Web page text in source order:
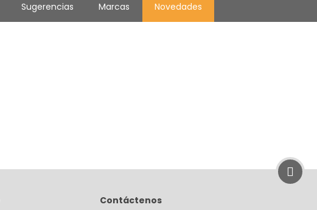
Sugerencias Marcas Novedades
Contáctenos